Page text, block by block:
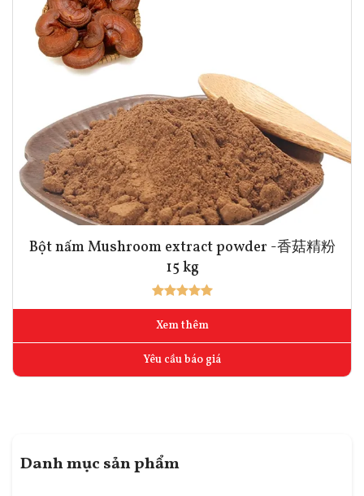
Bột nấm Mushroom extract powder -香菇精粉
15 kg
Xem thêm
Yêu cầu báo giá
Danh mục sản phẩm